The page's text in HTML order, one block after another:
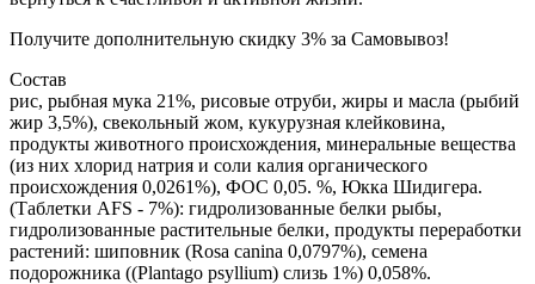
Получите дополнительную скидку 3% за Самовывоз!
Состав
рис, рыбная мука 21%, рисовые отруби, жиры и масла (рыбий
жир 3,5%), свекольный жом, кукурузная клейковина,
продукты животного происхождения, минеральные вещества
(из них хлорид натрия и соли калия органического
происхождения 0,0261%), ФОС 0,05. %, Юкка Шидигера.
(Таблетки AFS - 7%): гидролизованные белки рыбы,
гидролизованные растительные белки, продукты переработки
растений: шиповник (Rosa canina 0,0797%), семена
подорожника ((Plantago psyllium) слизь 1%) 0,058%.